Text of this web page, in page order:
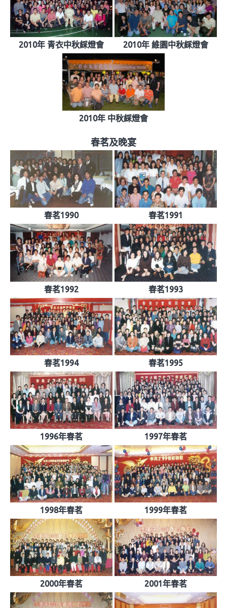
2010年 青衣中秋綵燈會 2010年 維園中秋綵燈會
2010年 中秋綵燈會
春茗及晚宴
春茗1990 春茗1991
春茗1992 春茗1993
春茗1994 春茗1995
1996年春茗 1997年春茗
1998年春茗 1999年春茗
2000年春茗 2001年春茗